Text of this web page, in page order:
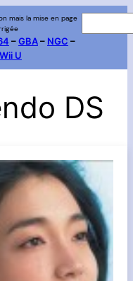
mais la mise en page
–GBA– NGC –
Wii U
r
e
r
DS